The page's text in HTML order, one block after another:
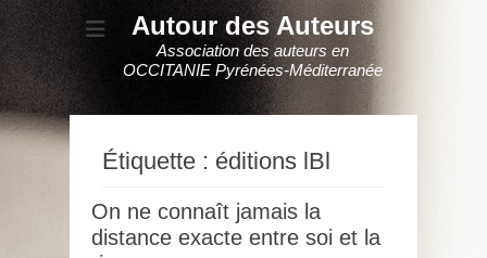
Autour des Auteurs
Association des auteurs en
OCCITANIE Pyrénées-Méditerranée
Étiquette : éditions lBl
On ne connaît jamais la
distance exacte entre soi et la